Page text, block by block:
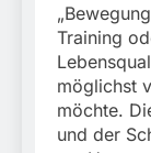
Training
möglichst
möchte.
und der